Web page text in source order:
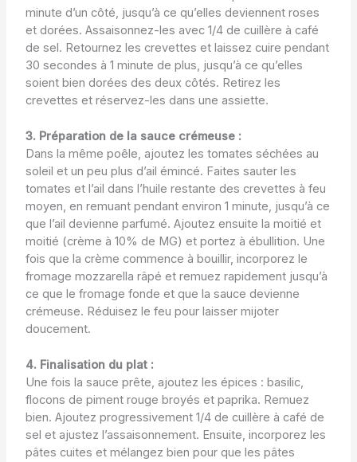
minute d’un côté, jusqu’à ce qu’elles deviennent roses
et dorées. Assaisonnez-les avec 1/4 de cuillère à café
de sel. Retournez les crevettes et laissez cuire pendant
30 secondes à 1 minute de plus, jusqu’à ce qu’elles
soient bien dorées des deux côtés. Retirez les
crevettes et réservez-les dans une assiette.
3. Préparation de la sauce crémeuse :
Dans la même poêle, ajoutez les tomates séchées au
soleil et un peu plus d’ail émincé. Faites sauter les
tomates et l’ail dans l’huile restante des crevettes à feu
moyen, en remuant pendant environ 1 minute, jusqu’à ce
que l’ail devienne parfumé. Ajoutez ensuite la moitié et
moitié (crème à 10% de MG) et portez à ébullition. Une
fois que la crème commence à bouillir, incorporez le
fromage mozzarella râpé et remuez rapidement jusqu’à
ce que le fromage fonde et que la sauce devienne
crémeuse. Réduisez le feu pour laisser mijoter
doucement.
4. Finalisation du plat :
Une fois la sauce prête, ajoutez les épices : basilic,
flocons de piment rouge broyés et paprika. Remuez
bien. Ajoutez progressivement 1/4 de cuillère à café de
sel et ajustez l’assaisonnement. Ensuite, incorporez les
pâtes cuites et mélangez bien pour que les pâtes